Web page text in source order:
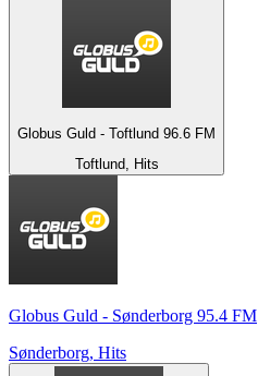
Globus Guld - Toftlund 96.6 FM
Toftlund, Hits
Globus Guld - Sønderborg 95.4 FM
Sønderborg, Hits